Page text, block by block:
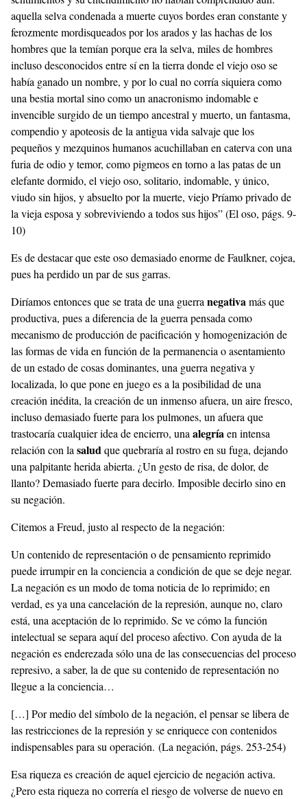
aquella selva condenada a muerte cuyos bordes eran constante y
ferozmente mordisqueados por los arados y las hachas de los
hombres que la temían porque era la selva, miles de hombres
incluso desconocidos entre sí en la tierra donde el viejo oso se
había ganado un nombre, y por lo cual no corría siquiera como
una bestia mortal sino como un anacronismo indomable e
invencible surgido de un tiempo ancestral y muerto, un fantasma,
compendio y apoteosis de la antigua vida salvaje que los
pequeños y mezquinos humanos acuchillaban en caterva con una
furia de odio y temor, como pigmeos en torno a las patas de un
elefante dormido, el viejo oso, solitario, indomable, y único,
viudo sin hijos, y absuelto por la muerte, viejo Príamo privado de
la vieja esposa y sobreviviendo a todos sus hijos” (El oso, págs. 9-
10)
Es de destacar que este oso demasiado enorme de Faulkner, cojea,
pues ha perdido un par de sus garras.
Diríamos entonces que se trata de una guerra negativamás que
productiva, pues a diferencia de la guerra pensada como
mecanismo de producción de pacificación y homogenización de
las formas de vida en función de la permanencia o asentamiento
de un estado de cosas dominantes, una guerra negativa y
localizada, lo que pone en juego es a la posibilidad de una
creación inédita, la creación de un inmenso afuera, un aire fresco,
incluso demasiado fuerte para los pulmones, un afuera que
trastocaría cualquier idea de encierro, una alegríaen intensa
relación con la saludque quebraría al rostro en su fuga, dejando
una palpitante herida abierta. ¿Un gesto de risa, de dolor, de
llanto? Demasiado fuerte para decirlo. Imposible decirlo sino en
su negación.
Citemos a Freud, justo al respecto de la negación:
Un contenido de representación o de pensamiento reprimido
puede irrumpir en la conciencia a condición de que se deje negar.
La negación es un modo de toma noticia de lo reprimido; en
verdad, es ya una cancelación de la represión, aunque no, claro
está, una aceptación de lo reprimido. Se ve cómo la función
intelectual se separa aquí del proceso afectivo. Con ayuda de la
negación es enderezada sólo una de las consecuencias del proceso
represivo, a saber, la de que su contenido de representación no
llegue a la conciencia…
[…] Por medio del símbolo de la negación, el pensar se libera de
las restricciones de la represión y se enriquece con contenidos
indispensables para su operación. (La negación, págs. 253-254)
Esa riqueza es creación de aquel ejercicio de negación activa.
¿Pero esta riqueza no correría el riesgo de volverse de nuevo en